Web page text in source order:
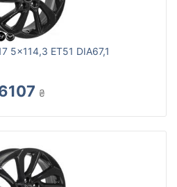
5x114,3 ET51 DIA67,1
₴